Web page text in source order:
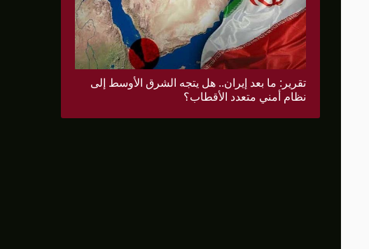
تقرير: ما بعد إيران.. هل يتجه الشرق الأوسط إلى
نظام أمني متعدد الأقطاب؟